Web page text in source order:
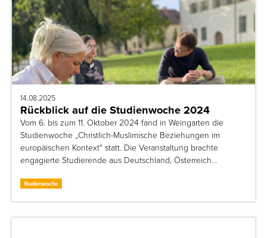
14.08.2025
Rückblick auf die Studienwoche 2024
Vom 6. bis zum 11. Oktober 2024 fand in Weingarten die
Studienwoche „Christlich-Muslimische Beziehungen im
europäischen Kontext“ statt. Die Veranstaltung brachte
engagierte Studierende aus Deutschland, Österreich…
Studienwoche